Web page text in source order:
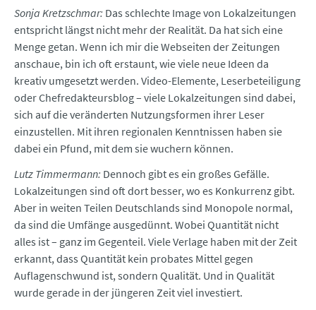
Sonja Kretzschmar: Das schlechte Image von Lokalzeitungen
entspricht längst nicht mehr der Realität. Da hat sich eine
Menge getan. Wenn ich mir die Webseiten der Zeitungen
anschaue, bin ich oft erstaunt, wie viele neue Ideen da
kreativ umgesetzt werden. Video-Elemente, Leserbeteiligung
oder Chefredakteursblog – viele Lokalzeitungen sind dabei,
sich auf die veränderten Nutzungsformen ihrer Leser
einzustellen. Mit ihren regionalen Kenntnissen haben sie
dabei ein Pfund, mit dem sie wuchern können.
Lutz Timmermann: Dennoch gibt es ein großes Gefälle.
Lokalzeitungen sind oft dort besser, wo es Konkurrenz gibt.
Aber in weiten Teilen Deutschlands sind Monopole normal,
da sind die Umfänge ausgedünnt. Wobei Quantität nicht
alles ist – ganz im Gegenteil. Viele Verlage haben mit der Zeit
erkannt, dass Quantität kein probates Mittel gegen
Auflagenschwund ist, sondern Qualität. Und in Qualität
wurde gerade in der jüngeren Zeit viel investiert.